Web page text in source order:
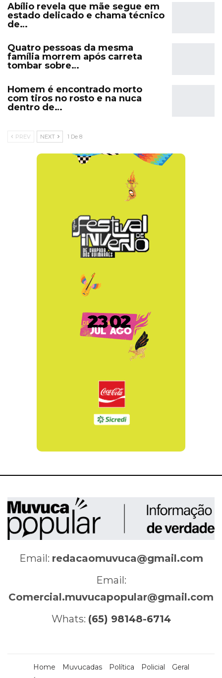
Abílio revela que mãe segue em
estado delicado e chama técnico
de…
Quatro pessoas da mesma
família morrem após carreta
tombar sobre…
Homem é encontrado morto
com tiros no rosto e na nuca
dentro de…
PREV NEXT 1 De 8
Email: redacaomuvuca@gmail.com
Email:
Comercial.muvucapopular@gmail.com
Whats: (65) 98148-6714
Home Muvucadas Política Policial
Geral